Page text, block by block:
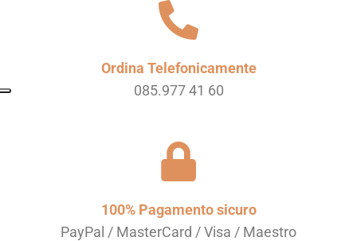
Ordina Telefonicamente
085.977 41 60
100% Pagamento sicuro
PayPal / MasterCard / Visa / Maestro